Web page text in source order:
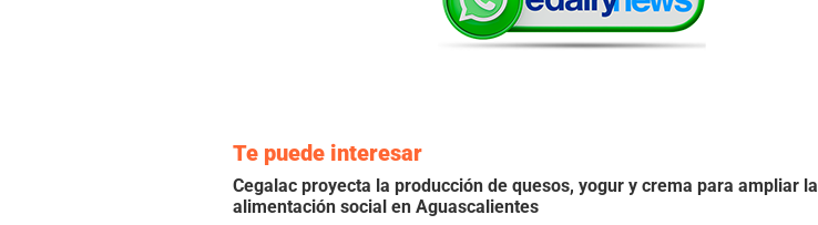
Te puede interesar
Cegalac proyecta la producción de quesos, yogur y crema para ampliar la
alimentación social en Aguascalientes